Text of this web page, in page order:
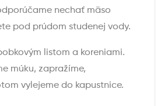
nechať mäso
pod prúdom studenej vody.
listom a koreniami.
múku, zapražíme,
vylejeme do kapustnice.